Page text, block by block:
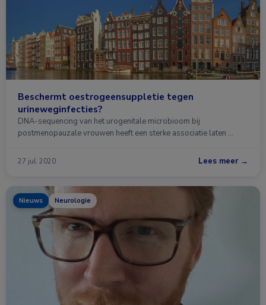
Beschermt oestrogeensuppletie tegen
urineweginfecties?
DNA-sequencing van het urogenitale microbioom bij
postmenopauzale vrouwen heeft een sterke associatie laten …
27 jul. 2020 Lees meer →
Nieuws Neurologie